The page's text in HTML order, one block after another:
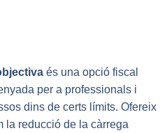
és una opció fiscal
per a professionals i
dins de certs límits. Ofereix
la reducció de la càrrega